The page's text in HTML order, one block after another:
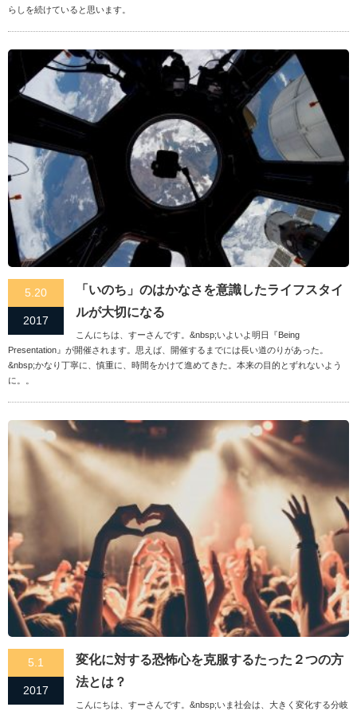
らしを続けていると思います。
5.20
2017
「いのち」のはかなさを意識したライフスタイ
ルが大切になる
こんにちは、すーさんです。&nbsp;いよいよ明日『Being
Presentation』が開催されます。思えば、開催するまでには長い道のりがあった。
&nbsp;かなり丁寧に、慎重に、時間をかけて進めてきた。本来の目的とずれないよう
に。。
5.1
2017
変化に対する恐怖心を克服するたった２つの方
法とは？
こんにちは、すーさんです。&nbsp;いま社会は、大きく変化する分岐